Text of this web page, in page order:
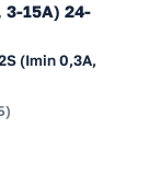
3-15A) 24-
(Imin 0,3A,